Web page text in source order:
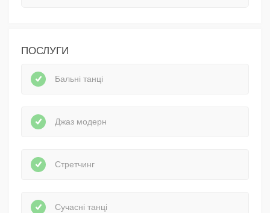
ПОСЛУГИ
Бальні танці
Джаз модерн
Стретчинг
Сучасні танці